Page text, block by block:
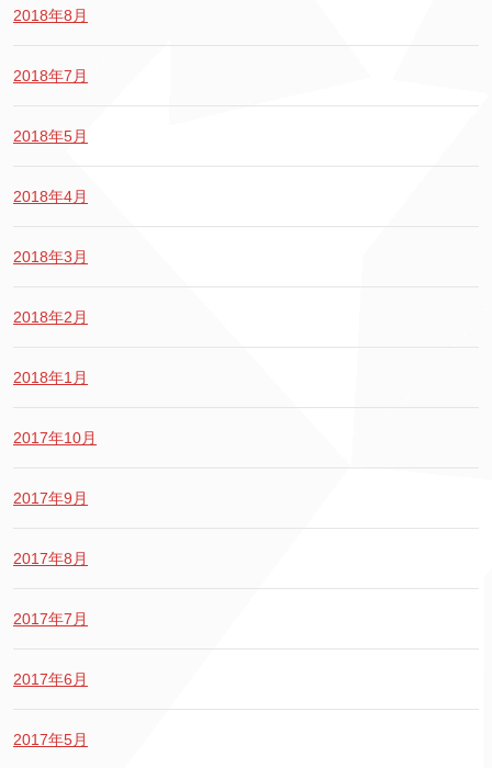
2018年8月
2018年7月
2018年5月
2018年4月
2018年3月
2018年2月
2018年1月
2017年10月
2017年9月
2017年8月
2017年7月
2017年6月
2017年5月